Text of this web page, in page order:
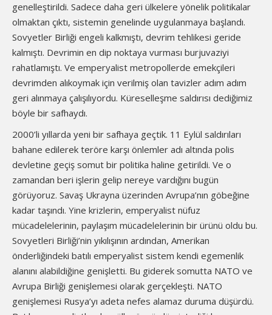
genelleştirildi. Sadece daha geri ülkelere yönelik politikalar
olmaktan çıktı, sistemin genelinde uygulanmaya başlandı.
Sovyetler Birliği engeli kalkmıştı, devrim tehlikesi geride
kalmıştı. Devrimin en dip noktaya vurması burjuvaziyi
rahatlamıştı. Ve emperyalist metropollerde emekçileri
devrimden alıkoymak için verilmiş olan tavizler adım adım
geri alınmaya çalışılıyordu. Küreselleşme saldırısı dediğimiz
böyle bir safhaydı.
2000’li yıllarda yeni bir safhaya geçtik. 11 Eylül saldırıları
bahane edilerek teröre karşı önlemler adı altında polis
devletine geçiş somut bir politika haline getirildi. Ve o
zamandan beri işlerin gelip nereye vardığını bugün
görüyoruz. Savaş Ukrayna üzerinden Avrupa’nın göbeğine
kadar taşındı. Yine krizlerin, emperyalist nüfuz
mücadelelerinin, paylaşım mücadelelerinin bir ürünü oldu bu.
Sovyetleri Birliği’nin yıkılışının ardından, Amerikan
önderliğindeki batılı emperyalist sistem kendi egemenlik
alanını alabildiğine genişletti. Bu giderek somutta NATO ve
Avrupa Birliği genişlemesi olarak gerçekleşti. NATO
genişlemesi Rusya’yı adeta nefes alamaz duruma düşürdü.